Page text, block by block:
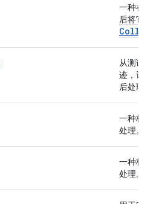
一种在
后将它
从测试
迹，记
后处理
一种枚
处理。
一种枚
处理。